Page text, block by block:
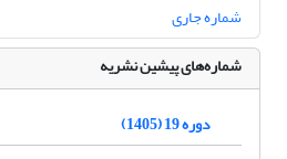
شماره جاری
شماره‌های پیشین نشریه
دوره 19 (1405)